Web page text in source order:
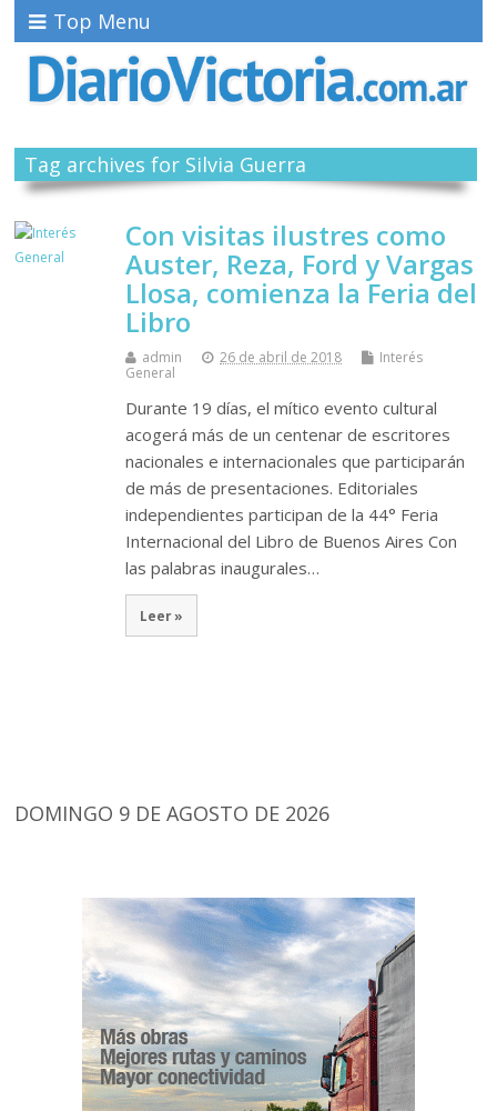
Top Menu
Tag archives for Silvia Guerra
Con visitas ilustres como
Auster, Reza, Ford y Vargas
Llosa, comienza la Feria del
Libro
admin 26 de abril de 2018
Interés
General
Durante 19 días, el mítico evento cultural
acogerá más de un centenar de escritores
nacionales e internacionales que participarán
de más de presentaciones. Editoriales
independientes participan de la 44° Feria
Internacional del Libro de Buenos Aires Con
las palabras inaugurales…
Leer »
DOMINGO 9 DE AGOSTO DE 2026